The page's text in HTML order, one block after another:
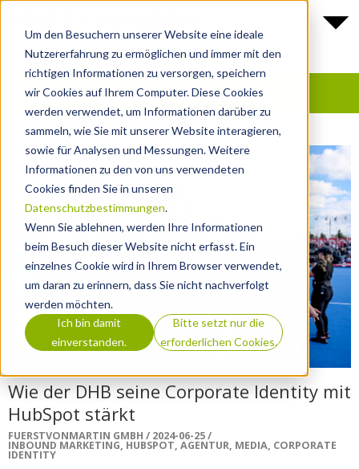
Um den Besuchern unserer Website eine ideale
Nutzererfahrung zu ermöglichen und immer mit den
richtigen Informationen zu versorgen, speichern
wir Cookies auf Ihrem Computer. Diese Cookies
werden verwendet, um Informationen darüber zu
sammeln, wie Sie mit unserer Website interagieren,
sowie für Analysen und Messungen. Weitere
Informationen zu den von uns verwendeten
Cookies finden Sie in unseren
Datenschutzbestimmungen.
Wenn Sie ablehnen, werden Ihre Informationen
beim Besuch dieser Website nicht erfasst. Ein
einzelnes Cookie wird in Ihrem Browser verwendet,
um daran zu erinnern, dass Sie nicht nachverfolgt
werden möchten.
Ich bin damit
einverstanden.
Bitte setzt nur die
erforderlichen Cookies.
Wie der DHB seine Corporate Identity mit
HubSpot stärkt
FUERSTVONMARTIN GMBH 2024-06-25
INBOUND MARKETING, HUBSPOT, AGENTUR, MEDIA, CORPORATE
IDENTITY